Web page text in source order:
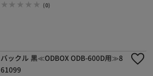
(0)
バックル 黒≪ODBOX ODB-600D用≫8
61099